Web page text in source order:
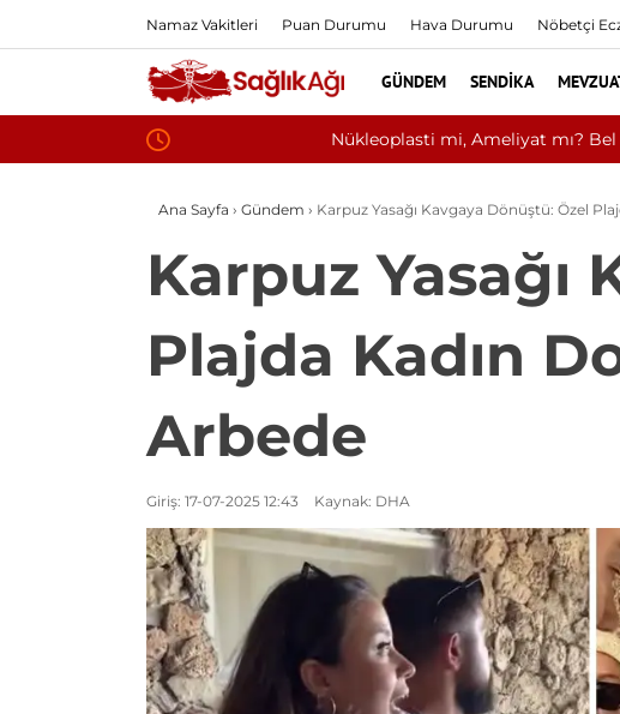
Namaz Vakitleri Puan Durumu Hava Durumu Nöbetçi
GÜNDEM SENDIKA
Nükleoplasti mi, Ameliyat mı? Bel ve Boyun
Ana Sayfa › Gündem › Karpuz Yasağı Kavgaya Dönüştü: Özel
Karpuz Yasağı
Plajda Kadın
Arbede
Giriş: 17-07-2025 12:43 Kaynak: DHA